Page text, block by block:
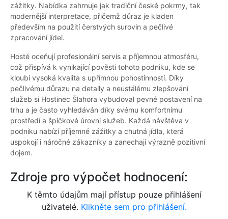
zážitky. Nabídka zahrnuje jak tradiční české pokrmy, tak
modernější interpretace, přičemž důraz je kladen
především na použití čerstvých surovin a pečlivé
zpracování jídel.
Hosté oceňují profesionální servis a příjemnou atmosféru,
což přispívá k vynikající pověsti tohoto podniku, kde se
kloubí vysoká kvalita s upřímnou pohostinností. Díky
pečlivému důrazu na detaily a neustálému zlepšování
služeb si Hostinec Šlahora vybudoval pevné postavení na
trhu a je často vyhledáván díky svému komfortnímu
prostředí a špičkové úrovni služeb. Každá návštěva v
podniku nabízí příjemné zážitky a chutná jídla, která
uspokojí i náročné zákazníky a zanechají výrazně pozitivní
dojem.
Zdroje pro výpočet hodnocení:
K těmto údajům mají přístup pouze přihlášení
uživatelé. Klikněte sem pro přihlášení.